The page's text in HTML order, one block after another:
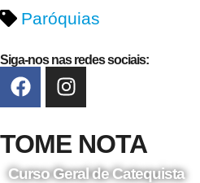
Paróquias
Siga-nos nas redes sociais:
TOME NOTA
Curso Geral de Catequista